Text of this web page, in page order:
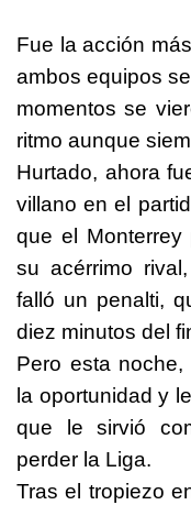
Fue la acción
ambos equipos
momentos se
ritmo aunque
Hurtado, ahora
villano en el
que el Monterrey
su acérrimo
falló un penalti,
diez minutos del
Pero esta
la oportunidad y
que le sirvió
perder la Liga.
Tras el tropiezo